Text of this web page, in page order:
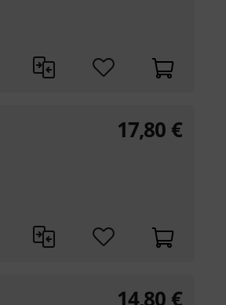
17,80 €
14,80 €